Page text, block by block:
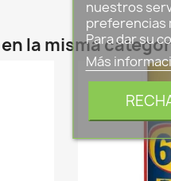
la misma
nuestros
preferencias
Para dar su
Más